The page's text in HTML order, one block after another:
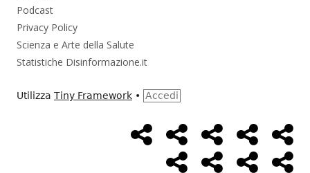
Podcast
Privacy Policy
Scienza e Arte della Salute
Statistiche Disinformazione.it
Utilizza Tiny Framework • Accedi
MenùHome
Page
Alimentazione
AmbienteBambini
Cancro ControlloEconomia